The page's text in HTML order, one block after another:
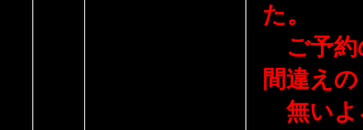
た。
ご予約
間違えの
無いよ